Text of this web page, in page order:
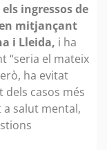
ingressos de
mitjançant
i Lleida, i ha
“seria el mateix
ha evitat
casos més
salut mental,